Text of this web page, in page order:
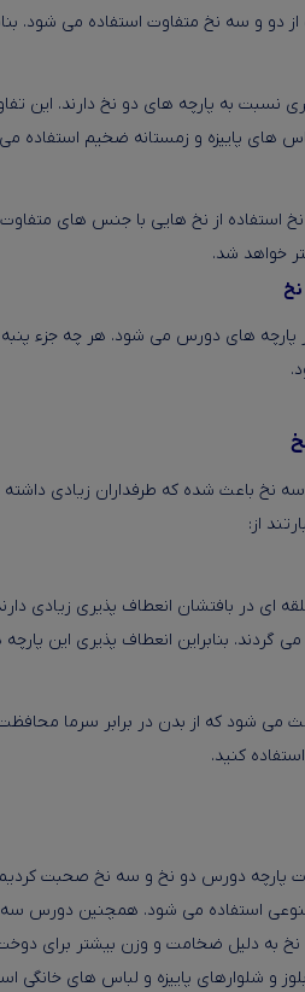
و سه نخ متفاوت استفاده می شود.
به پارچه های دو نخ دارند. این
های پاییزه و زمستانه ضخیم استفاده
استفاده از نخ هایی با جنس های
خواهد شد.
پارچه های دورس می شود. هر چه جزء
نخ باعث شده که طرفداران زیادی
از:
ای در بافتشان انعطاف پذیری
گردند. بنابراین انعطاف پذیری این پارچه
شود که از بدن در برابر سرما محافظت
کنید.
دورس دو نخ و سه نخ صحبت کردیم.
استفاده می شود. همچنین دورس سه
به دلیل ضخامت و وزن بیشتر برای
و شلوارهای پاییزه و لباس های